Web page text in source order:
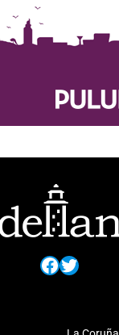
Facebook
Twitter